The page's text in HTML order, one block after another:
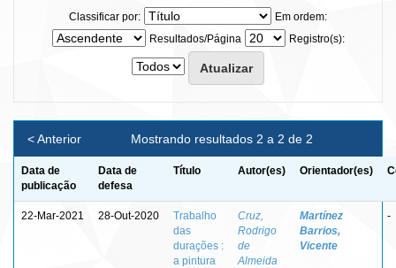
Classificar por:
Em ordem:
Resultados/Página
Registro(s):
Mostrando resultados 2 a 2 de 2
< Anterior
Data de
publicação
Data de
defesa
Título Autor(es) Orientador(es)
22-Mar-2021 28-Out-2020
Trabalho
das
durações :
a pintura
Cruz,
Rodrigo
de
Almeida
Martínez
Barrios,
Vicente
-